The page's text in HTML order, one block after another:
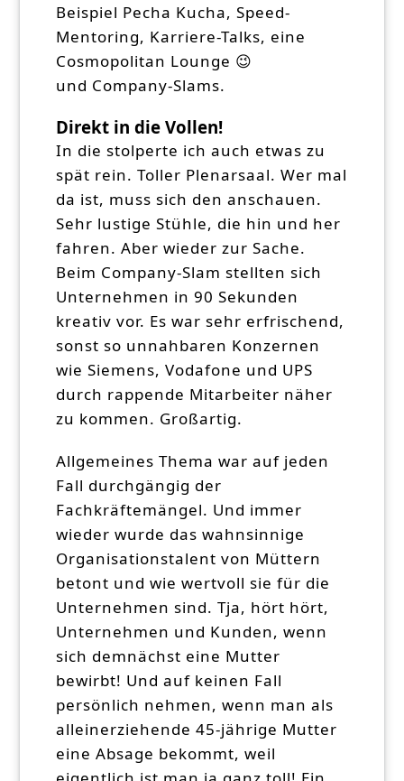
Beispiel Pecha Kucha, Speed-
Mentoring, Karriere-Talks, eine
Cosmopolitan Lounge 😉
und Company-Slams.
Direkt in die Vollen!
In die stolperte ich auch etwas zu
spät rein. Toller Plenarsaal. Wer mal
da ist, muss sich den anschauen.
Sehr lustige Stühle, die hin und her
fahren. Aber wieder zur Sache.
Beim Company-Slam stellten sich
Unternehmen in 90 Sekunden
kreativ vor. Es war sehr erfrischend,
sonst so unnahbaren Konzernen
wie Siemens, Vodafone und UPS
durch rappende Mitarbeiter näher
zu kommen. Großartig.
Allgemeines Thema war auf jeden
Fall durchgängig der
Fachkräftemängel. Und immer
wieder wurde das wahnsinnige
Organisationstalent von Müttern
betont und wie wertvoll sie für die
Unternehmen sind. Tja, hört hört,
Unternehmen und Kunden, wenn
sich demnächst eine Mutter
bewirbt! Und auf keinen Fall
persönlich nehmen, wenn man als
alleinerziehende 45-jährige Mutter
eine Absage bekommt, weil